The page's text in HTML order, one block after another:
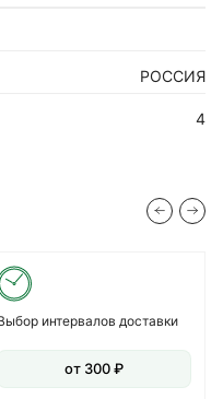
РОССИЯ
4
интервалов доставки
от 300 ₽